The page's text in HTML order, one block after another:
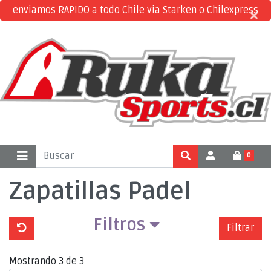
enviamos RAPIDO a todo Chile via Starken o Chilexpress
×
×
0
Zapatillas Padel
Filtros Filtrar
Mostrando 3 de 3